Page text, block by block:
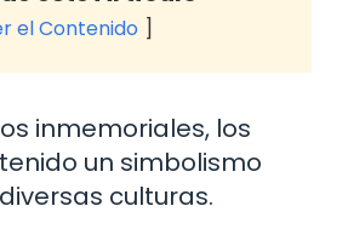
el Contenido
inmemoriales, los
un simbolismo
culturas.